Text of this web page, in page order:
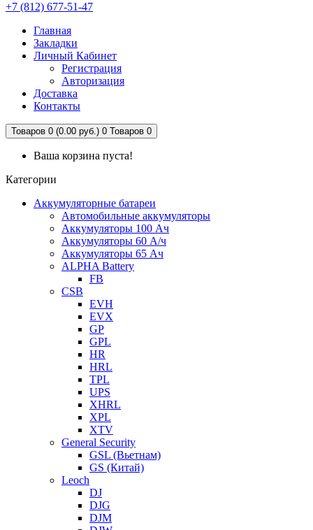
+7 (812) 677-51-47
Главная
Закладки
Личный Кабинет
Регистрация
Авторизация
Доставка
Контакты
Товаров 0 (0.00 руб.) 0 Товаров 0
Ваша корзина пуста!
Категории
Аккумуляторные батареи
Автомобильные аккумуляторы
Аккумуляторы 100 Ач
Аккумуляторы 60 А/ч
Аккумуляторы 65 Ач
ALPHA Battery
FB
CSB
EVH
EVX
GP
GPL
HR
HRL
TPL
UPS
XHRL
XPL
XTV
General Security
GSL (Вьетнам)
GS (Китай)
Leoch
DJ
DJG
DJM